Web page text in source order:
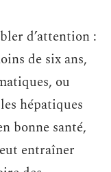
d’attention :
de six ans,
ou
hépatiques
bonne santé,
entraîner